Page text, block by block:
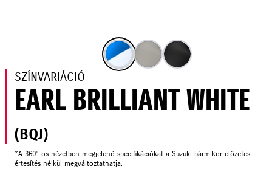
SZÍNVARIÁCIÓ
EARL BRILLIANT WHITE
(BQJ)
*A 360°-os nézetben megjelenő specifikációkat a Suzuki bármikor előzetes
értesítés nélkül megváltoztathatja.